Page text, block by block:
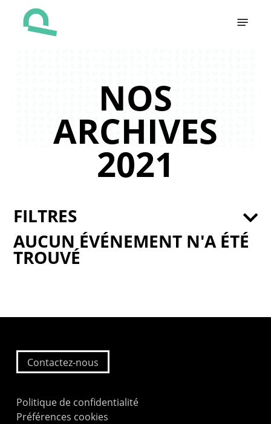
NOS
ARCHIVES
2021
AUCUN ÉVÉNEMENT N'A ÉTÉ
TROUVÉ
FILTRES
Contactez-nous
Politique de confidentialité
Préférences cookies